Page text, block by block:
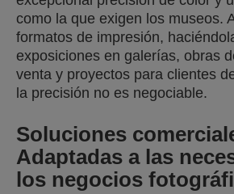
como la que exigen los museos.
formatos de impresión,
exposiciones en galerías, obras
venta y proyectos para clientes
la precisión no es negociable.
Soluciones
Adaptadas a las
los negocios